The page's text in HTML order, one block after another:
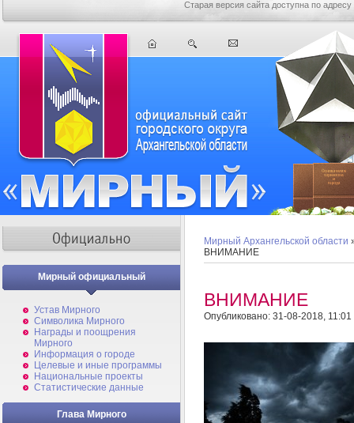
Старая версия сайта доступна по адресу
Мирный официальный
Устав Мирного
Символика Мирного
Награды и поощрения
Мирного
Информация о городе
Целевые и иные программы
Национальные проекты
Статистические данные
Глава Мирного
Мирный Архангельской области
ВНИМАНИЕ
ВНИМАНИЕ
Опубликовано: 31-08-2018, 11:01